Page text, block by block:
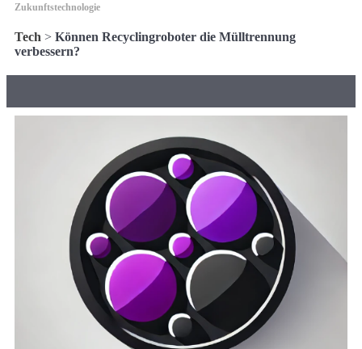
Zukunftstechnologie
Tech > Können Recyclingroboter die Mülltrennung
verbessern?